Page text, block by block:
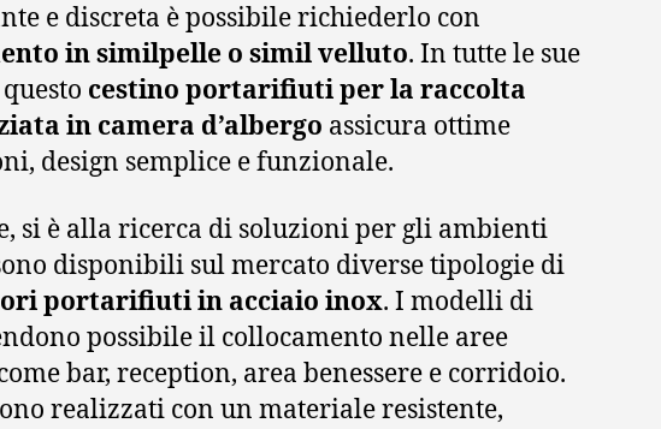
e discreta è possibile richiederlo con
in similpelle o simil velluto. In tutte le sue
cestino portarifiuti per la raccolta
in camera d’albergo assicura ottime
design semplice e funzionale.
si è alla ricerca di soluzioni per gli ambienti
disponibili sul mercato diverse tipologie di
portarifiuti in acciaio inox. I modelli di
possibile il collocamento nelle aree
bar, reception, area benessere e corridoio.
realizzati con un materiale resistente,